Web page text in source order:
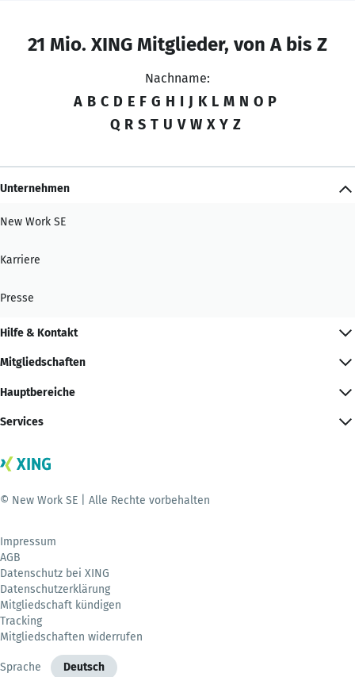
21 Mio. XING Mitglieder, von A bis Z
Nachname:
A B C D E F G H I J K L M N O P
Q R S T U V W X Y Z
Unternehmen
New Work SE
Karriere
Presse
Hilfe & Kontakt
Mitgliedschaften
Hauptbereiche
Services
© New Work SE | Alle Rechte vorbehalten
Impressum
AGB
Datenschutz bei XING
Datenschutzerklärung
Mitgliedschaft kündigen
Tracking
Mitgliedschaften widerrufen
Sprache Deutsch